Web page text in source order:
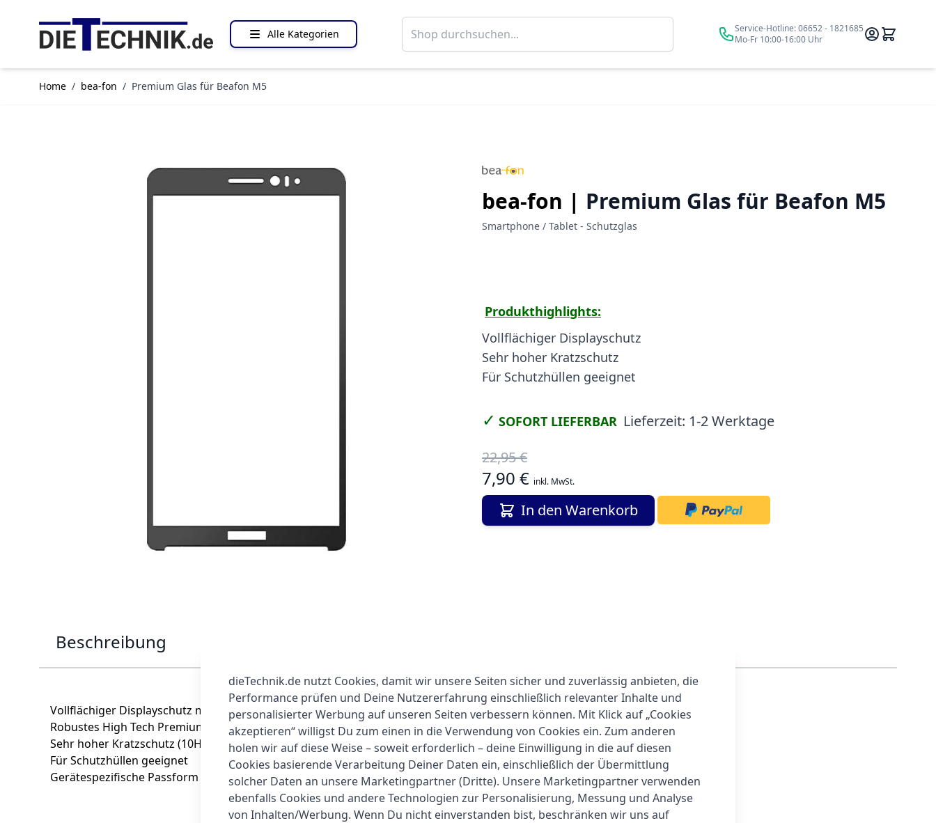
Alle Kategorien
Suche Service-Hotline:06652 - 1821685
Mo-Fr 10:00-16:00 Uhr
Home / bea-fon / Premium Glas für Beafon M5
bea-fon | Premium Glas für Beafon M5
Smartphone / Tablet - Schutzglas
Produkthighlights:
Vollflächiger Displayschutz
Sehr hoher Kratzschutz
Für Schutzhüllen geeignet
✓ SOFORT LIEFERBAR Lieferzeit: 1-2 Werktage
22,95 €
7,90 € inkl. MwSt.
In den Warenkorb
Beschreibung
Vollflächiger Displayschutz mit farbigem Rand
Robustes High Tech Premium-Sicherheitsglas
Sehr hoher Kratzschutz (10H)
Für Schutzhüllen geeignet
Gerätespezifische Passform (beafon M5)
dieTechnik.de nutzt Cookies, damit wir unsere Seiten sicher und zuverlässig anbieten, die
Performance prüfen und Deine Nutzererfahrung einschließlich relevanter Inhalte und
personalisierter Werbung auf unseren Seiten verbessern können. Mit Klick auf „Cookies
akzeptieren“ willigst Du zum einen in die Verwendung von Cookies ein. Zum anderen
holen wir auf diese Weise – soweit erforderlich – deine Einwilligung in die auf diesen
Cookies basierende Verarbeitung Deiner Daten ein, einschließlich der Übermittlung
solcher Daten an unsere Marketingpartner (Dritte). Unsere Marketingpartner verwenden
ebenfalls Cookies und andere Technologien zur Personalisierung, Messung und Analyse
von Inhalten/Werbung. Wenn Du nicht einverstanden bist, beschränken wir uns auf